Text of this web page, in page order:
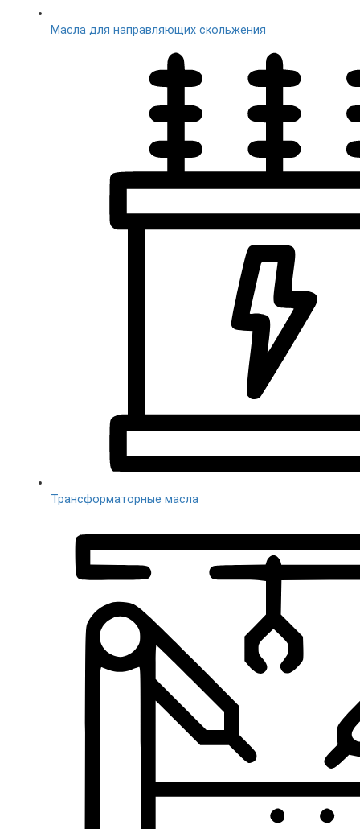
Масла для направляющих скольжения
Трансформаторные масла